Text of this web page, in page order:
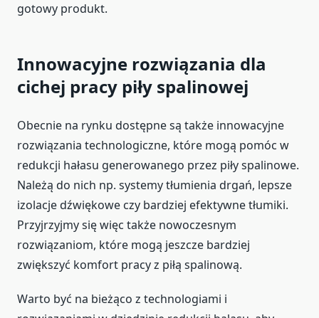
gotowy produkt.
Innowacyjne rozwiązania dla
cichej pracy piły spalinowej
Obecnie na rynku dostępne są także innowacyjne
rozwiązania technologiczne, które mogą pomóc w
redukcji hałasu generowanego przez piły spalinowe.
Należą do nich np. systemy tłumienia drgań, lepsze
izolacje dźwiękowe czy bardziej efektywne tłumiki.
Przyjrzyjmy się więc także nowoczesnym
rozwiązaniom, które mogą jeszcze bardziej
zwiększyć komfort pracy z piłą spalinową.
Warto być na bieżąco z technologiami i